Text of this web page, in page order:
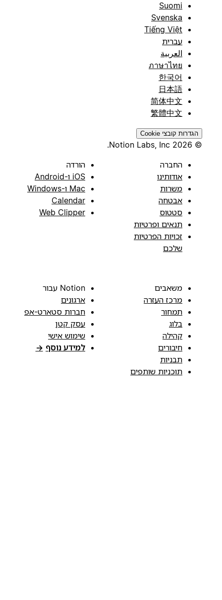
Suomi
Svenska
Tiếng Việt
עברית
العربية
ภาษาไทย
한국어
日本語
简体中文
繁體中文
הגדרות קובצי Cookie
החברה
אודותינו
משרות
אבטחה
סטטוס
תנאים ופרטיות
זכויות הפרטיות
שלכם
הורדה
iOS ו-Android
Mac ו-Windows
Calendar
Web Clipper
משאבים
מרכז העזרה
תמחור
בלוג
קהילה
חיבורים
תבניות
תוכניות שותפים
Notion עבור
ארגונים
חברות סטארט-אפ
עסק קטן
שימוש אישי
למידע נוסף →